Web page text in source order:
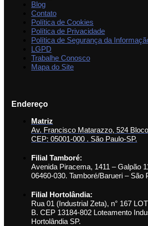
Blog
Contato
Política de Cookies
Política de Privacidade
Política de Segurança da
LGPD
Trabalhe Conosco
Mapa do Site
Endereço
Matriz
Av. Francisco Matarazzo, 524
CEP: 05001-000 . São Paulo-SP.
Filial Tamboré:
Avenida Piracema, 1411 – Galpão
06460-030. Tamboré/Barueri – São
Filial Hortolândia:
Rua 01 (Industrial Zeta), n° 167
B. CEP 13184-802 Loteamento
Hortolândia SP.